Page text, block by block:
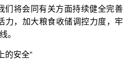
们将会同有关方面持续健全完善
力，加大粮食收储调控力度，牢
。
的安全”